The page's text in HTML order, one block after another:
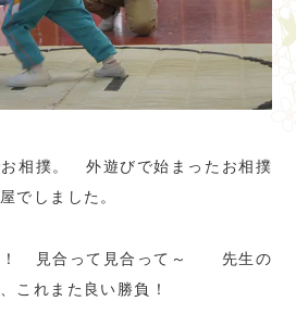
相撲。 外遊びで始まったお相撲
でしました。
！ 見合って見合って～ 先生の
これまた良い勝負！